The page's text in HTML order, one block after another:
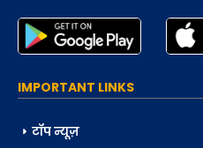
IMPORTANT LINKS
टॉप न्यूज़